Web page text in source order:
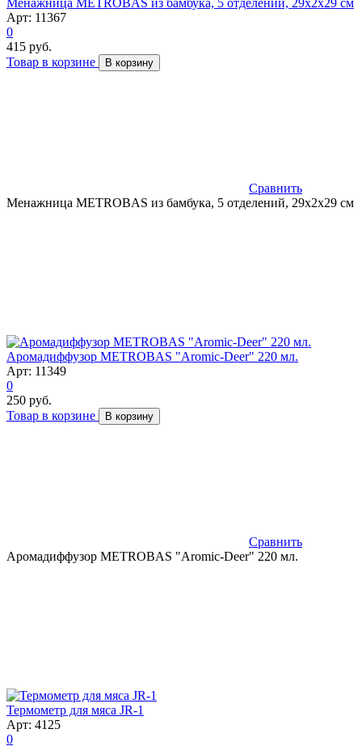
Арт: 11367
0
415 руб.
Товар в корзине
В корзину
Сравнить
Менажница METROBAS из бамбука, 5 отделений, 29х2х29 см
Аромадиффузор METROBAS "Aromic-Deer" 220 мл.
Арт: 11349
0
250 руб.
Товар в корзине
В корзину
Сравнить
Аромадиффузор METROBAS "Aromic-Deer" 220 мл.
Термометр для мяса JR-1
Арт: 4125
0